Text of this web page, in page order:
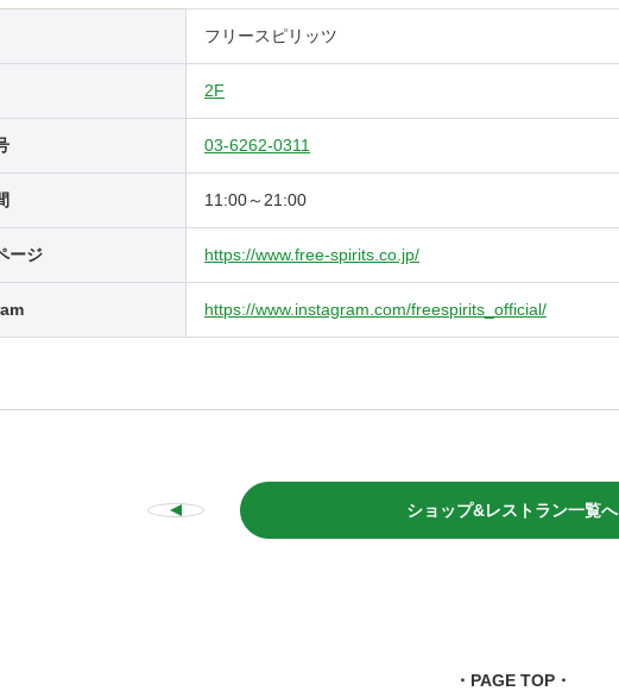
フリースピリッツ
2F
03-6262-0311
11:00～21:00
ージ https://www.free-spirits.co.jp/
https://www.instagram.com/freespirits_official/
ショップ&レストラン一覧へ
・PAGE TOP・